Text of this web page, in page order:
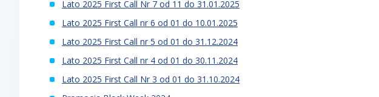
Lato 2025 First Call Nr 7 od 11 do 31.01.2025
Lato 2025 First Call nr 6 od 01 do 10.01.2025
Lato 2025 First Call nr 5 od 01 do 31.12.2024
Lato 2025 First Call nr 4 od 01 do 30.11.2024
Lato 2025 First Call Nr 3 od 01 do 31.10.2024